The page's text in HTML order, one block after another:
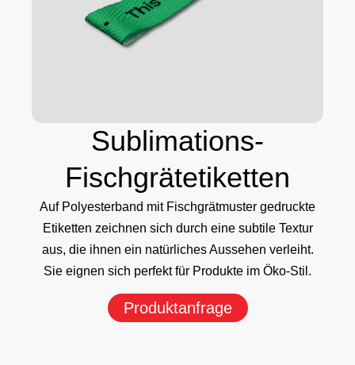
Sublimations-
Fischgrätetiketten
Auf Polyesterband mit Fischgrätmuster gedruckte
Etiketten zeichnen sich durch eine subtile Textur
aus, die ihnen ein natürliches Aussehen verleiht.
Sie eignen sich perfekt für Produkte im Öko-Stil.
Produktanfrage